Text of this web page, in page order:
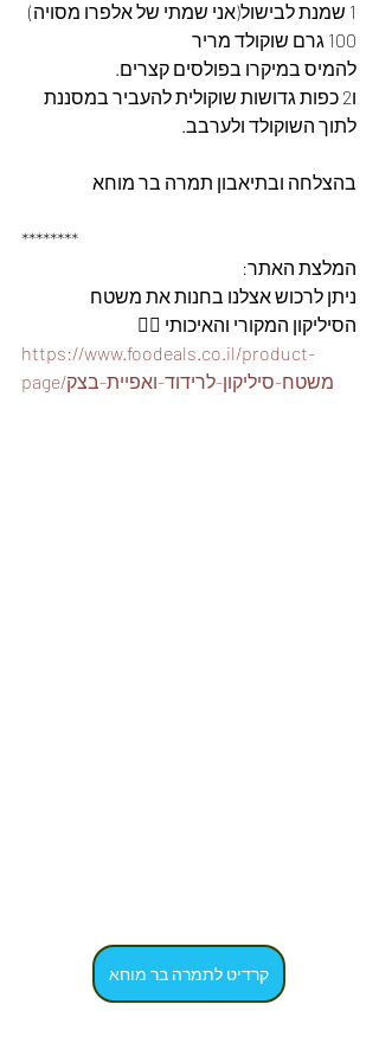
1 שמנת לבישול(אני שמתי של אלפרו מסויה)
100 גרם שוקולד מריר
להמיס במיקרו בפולסים קצרים.
ו2 כפות גדושות שוקולית להעביר במסננת
לתוך השוקולד ולערבב.
בהצלחה ובתיאבון תמרה בר מוחא
********
המלצת האתר:
ניתן לרכוש אצלנו בחנות את משטח
הסיליקון המקורי והאיכותי 👇🏽
https://www.foodeals.co.il/product-
page/משטח-סיליקון-לרידוד-ואפיית-בצק
קרדיט לתמרה בר מוחא